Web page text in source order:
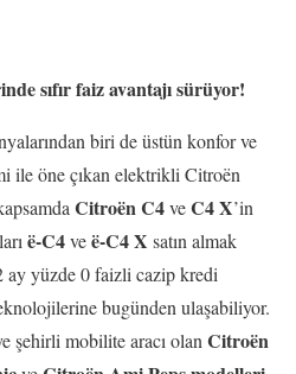
sıfır faiz avantajı sürüyor!
biri de üstün konfor ve
ile öne çıkan elektrikli Citroën
Citroën C4veC4 X’in
ë-C4veë-C4 X satın almak
yüzde 0 faizli cazip kredi
bugünden ulaşabiliyor.
şehirli mobilite aracı olan Citroën